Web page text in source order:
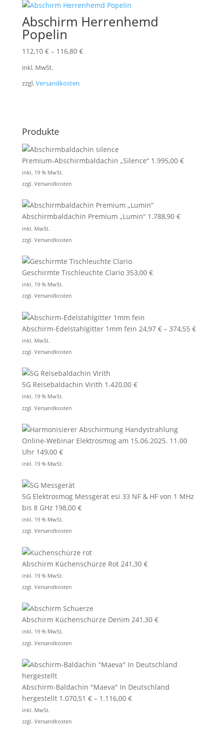
Abschirm Herrenhemd
Popelin
112,10 €– 116,80 €
inkl. MwSt.
zzgl.Versandkosten
Produkte
Premium-Abschirmbaldachin „Silence“ 1.995,00 €
inkl. 19 % MwSt.
zzgl. Versandkosten
Abschirmbaldachin Premium „Lumin“ 1.788,90 €
inkl. MwSt.
zzgl. Versandkosten
Geschirmte Tischleuchte Clario 353,00 €
inkl. 19 % MwSt.
zzgl. Versandkosten
Abschirm-Edelstahlgitter 1mm fein 24,97 €– 374,55 €
inkl. MwSt.
zzgl. Versandkosten
5G Reisebaldachin Virith 1.420,00 €
inkl. 19 % MwSt.
zzgl. Versandkosten
Online-Webinar Elektrosmog am 15.06.2025. 11.00
Uhr 149,00 €
inkl. 19 % MwSt.
5G Elektrosmog Messgerät esi 33 NF & HF von 1 MHz
bis 8 GHz 198,00 €
inkl. 19 % MwSt.
zzgl. Versandkosten
Abschirm Küchenschürze Rot 241,30 €
inkl. 19 % MwSt.
zzgl. Versandkosten
Abschirm Küchenschürze Denim 241,30 €
inkl. 19 % MwSt.
zzgl. Versandkosten
Abschirm-Baldachin "Maeva" In Deutschland
hergestellt 1.070,51 €– 1.116,00 €
inkl. MwSt.
zzgl. Versandkosten